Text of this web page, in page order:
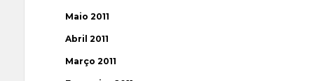
Maio 2011
Abril 2011
Março 2011